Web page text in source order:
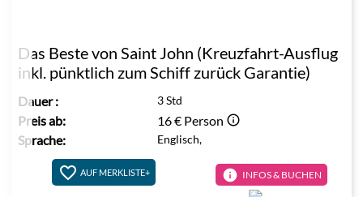
Das Beste von Saint John (Kreuzfahrt-Ausflug
inkl. pünktlich zum Schiff zurück Garantie)
Sprache:
Dauer:
Preis ab:
Englisch,
3 Std
16 € Person info_outline
AUF MERKLISTE+ info INFOS & BUCHEN